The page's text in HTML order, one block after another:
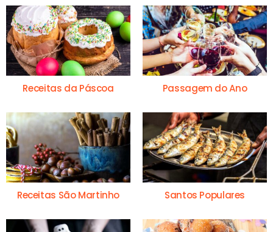
Receitas da Páscoa Passagem do Ano
Receitas São Martinho Santos Populares